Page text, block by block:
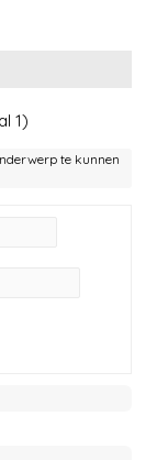
1)
te kunnen